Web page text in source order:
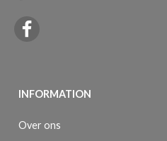
INFORMATION
Over ons